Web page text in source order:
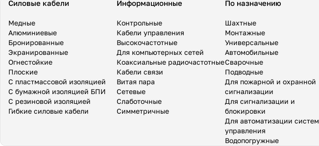
Силовые кабели
Медные
Алюминиевые
Бронированные
Экранированные
Огнестойкие
Плоские
С пластмассовой изоляцией
С бумажной изоляцией БПИ
С резиновой изоляцией
Гибкие силовые кабели
Информационные
Контрольные
Кабели управления
Высокочастотные
Для компьютерных сетей
Коаксиальные радиочастотные
Кабели связи
Витая пара
Сетевые
Слаботочные
Симметричные
По назначению
Шахтные
Монтажные
Универсальные
Автомобильные
Сварочные
Подводные
Для пожарной и охранной
сигнализации
Для сигнализации и
блокировки
Для автоматизации систем
управления
Водопогружные